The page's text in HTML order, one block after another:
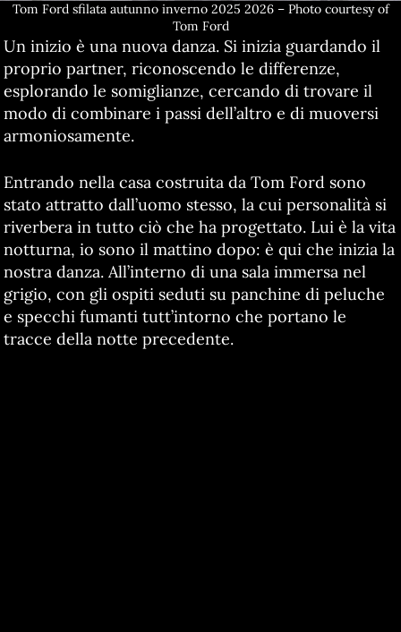
Tom Ford sfilata autunno inverno 2025 2026 – Photo courtesy of
Tom Ford
Un inizio è una nuova danza. Si inizia guardando il
proprio partner, riconoscendo le differenze,
esplorando le somiglianze, cercando di trovare il
modo di combinare i passi dell’altro e di muoversi
armoniosamente.
Entrando nella casa costruita da Tom Ford sono
stato attratto dall’uomo stesso, la cui personalità si
riverbera in tutto ciò che ha progettato. Lui è la vita
notturna, io sono il mattino dopo: è qui che inizia la
nostra danza. All’interno di una sala immersa nel
grigio, con gli ospiti seduti su panchine di peluche
e specchi fumanti tutt’intorno che portano le
tracce della notte precedente.